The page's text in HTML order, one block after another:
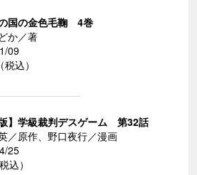
国の金色毛鞠 4巻
か／著
09
込）
版】学級裁判デスゲーム 第32話
／原作、野口夜行／漫画
25
込）